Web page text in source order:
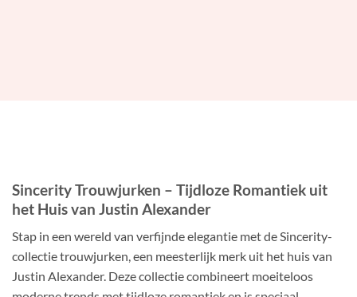
Sincerity Trouwjurken – Tijdloze Romantiek uit
het Huis van Justin Alexander
Stap in een wereld van verfijnde elegantie met de Sincerity-
collectie trouwjurken, een meesterlijk merk uit het huis van
Justin Alexander. Deze collectie combineert moeiteloos